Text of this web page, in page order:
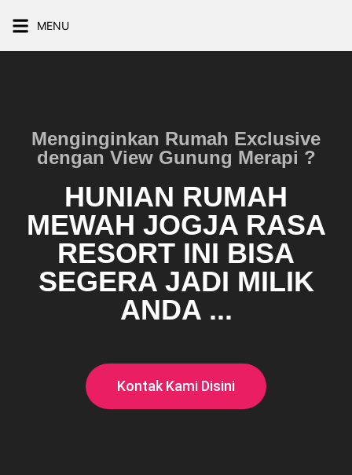
MENU
Menginginkan Rumah Exclusive
dengan View Gunung Merapi ?
HUNIAN RUMAH
MEWAH JOGJA RASA
RESORT INI BISA
SEGERA JADI MILIK
ANDA ...
Kontak Kami Disini